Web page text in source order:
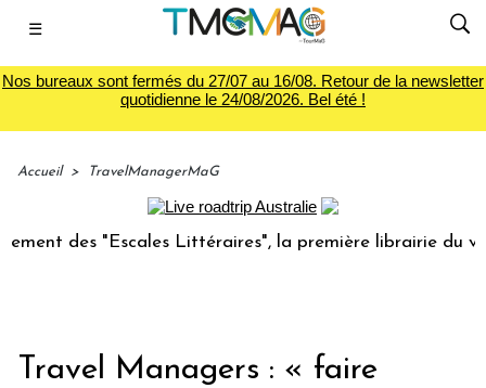
☰
Nos bureaux sont fermés du 27/07 au 16/08. Retour de la newsletter
quotidienne le 24/08/2026. Bel été !
Accueil > TravelManagerMaG
des "Escales Littéraires", la première librairie du voyage
Travel Managers : « faire